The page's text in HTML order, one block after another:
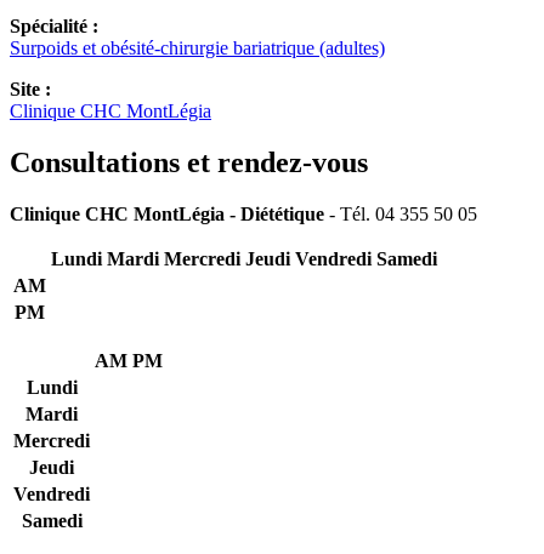
Spécialité :
Surpoids et obésité-chirurgie bariatrique (adultes)
Site :
Clinique CHC MontLégia
Consultations et rendez-vous
Clinique CHC MontLégia - Diététique - Tél. 04 355 50 05
Lundi Mardi Mercredi Jeudi Vendredi Samedi
AM
PM
AM PM
Lundi
Mardi
Mercredi
Jeudi
Vendredi
Samedi